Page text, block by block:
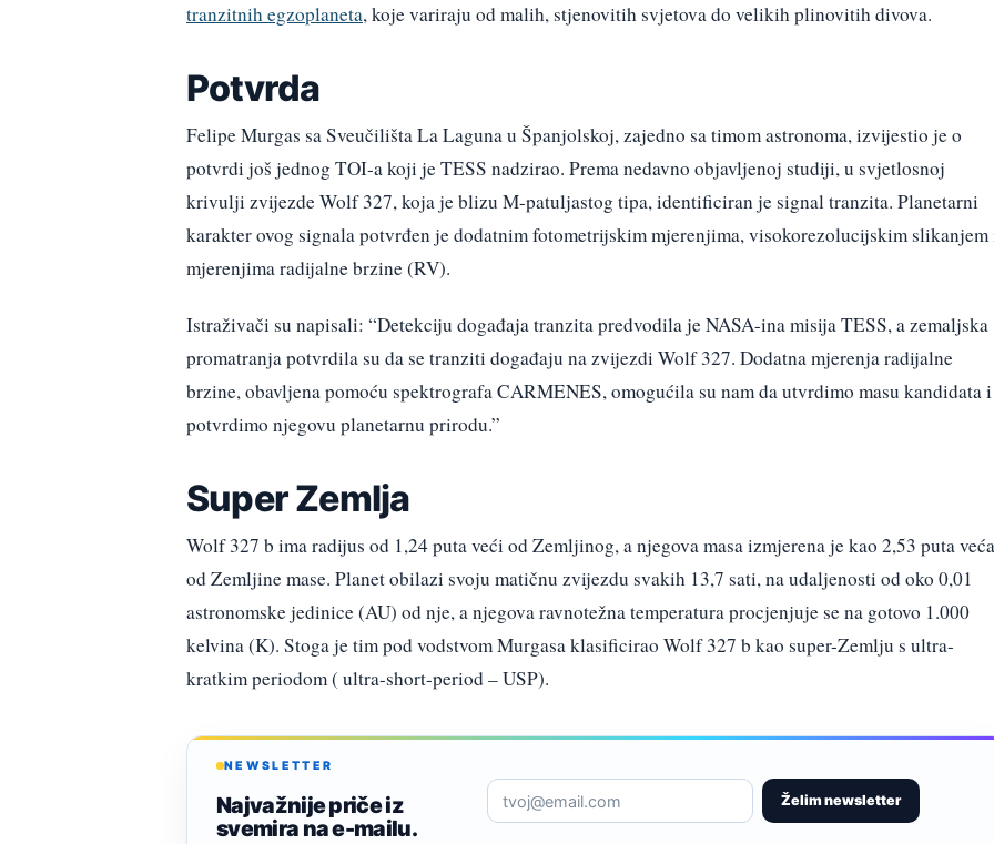
tranzitnih egzoplaneta, koje variraju od malih, stjenovitih svjetova do velikih plinovitih divova.
Potvrda
Felipe Murgas sa Sveučilišta La Laguna u Španjolskoj, zajedno sa timom astronoma, izvijestio je o
potvrdi još jednog TOI-a koji je TESS nadzirao. Prema nedavno objavljenoj studiji, u svjetlosnoj
krivulji zvijezde Wolf 327, koja je blizu M-patuljastog tipa, identificiran je signal tranzita. Planetarni
karakter ovog signala potvrđen je dodatnim fotometrijskim mjerenjima, visokorezolucijskim slikanjem
mjerenjima radijalne brzine (RV).
Istraživači su napisali: “Detekciju događaja tranzita predvodila je NASA-ina misija TESS, a zemaljska
promatranja potvrdila su da se tranziti događaju na zvijezdi Wolf 327. Dodatna mjerenja radijalne
brzine, obavljena pomoću spektrografa CARMENES, omogućila su nam da utvrdimo masu kandidata i
potvrdimo njegovu planetarnu prirodu.”
Super Zemlja
Wolf 327 b ima radijus od 1,24 puta veći od Zemljinog, a njegova masa izmjerena je kao 2,53 puta veća
od Zemljine mase. Planet obilazi svoju matičnu zvijezdu svakih 13,7 sati, na udaljenosti od oko 0,01
astronomske jedinice (AU) od nje, a njegova ravnotežna temperatura procjenjuje se na gotovo 1.000
kelvina (K). Stoga je tim pod vodstvom Murgasa klasificirao Wolf 327 b kao super-Zemlju s ultra-
kratkim periodom ( ultra-short-period – USP).
NEWSLETTER
Najvažnije priče iz
svemira na e-mailu.
Želim newsletter